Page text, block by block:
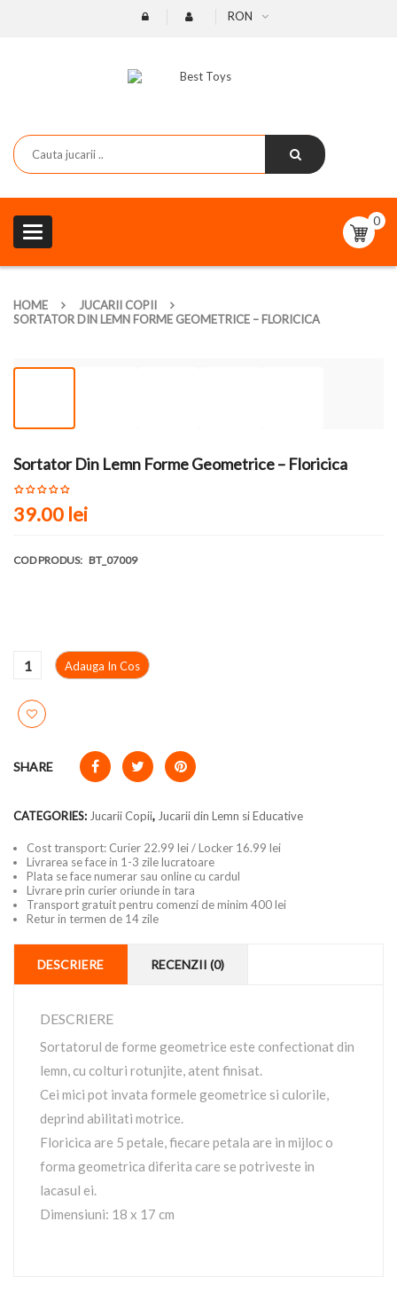
RON
Toggle
navigation
0
HOME
JUCARII COPII
SORTATOR DIN LEMN FORME GEOMETRICE – FLORICICA
Sortator Din Lemn Forme Geometrice – Floricica
39.00 lei
COD PRODUS: BT_07009
Adauga In Cos
SHARE
CATEGORIES: Jucarii Copii, Jucarii din Lemn si Educative
Cost transport: Curier 22.99 lei / Locker 16.99 lei
Livrarea se face in 1-3 zile lucratoare
Plata se face numerar sau online cu cardul
Livrare prin curier oriunde in tara
Transport gratuit pentru comenzi de minim 400 lei
Retur in termen de 14 zile
DESCRIERE RECENZII (0)
DESCRIERE
Sortatorul de forme geometrice este confectionat din
lemn, cu colturi rotunjite, atent finisat.
Cei mici pot invata formele geometrice si culorile,
deprind abilitati motrice.
Floricica are 5 petale, fiecare petala are in mijloc o
forma geometrica diferita care se potriveste in
lacasul ei.
Dimensiuni: 18 x 17 cm